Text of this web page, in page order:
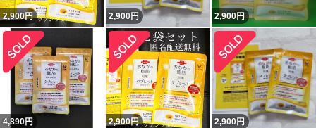
2,900円 2,900円 2,900円
4,890円 2,900円 2,900円